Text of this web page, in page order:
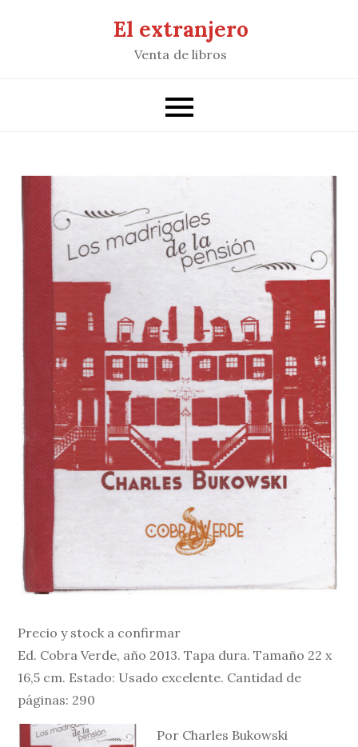
El extranjero
Venta de libros
Precio y stock a confirmar
Ed. Cobra Verde, año 2013. Tapa dura. Tamaño 22 x
16,5 cm. Estado: Usado excelente. Cantidad de
páginas: 290
Por Charles Bukowski